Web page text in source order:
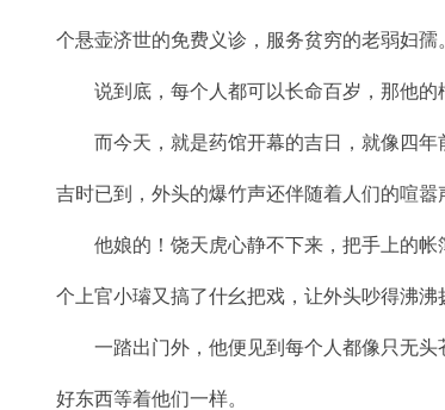
个悬壶济世的免费义诊，服务贫穷的老弱妇孺
说到底，每个人都可以长命百岁，那他的
而今天，就是药馆开幕的吉日，就像四年
吉时已到，外头的爆竹声还伴随着人们的喧嚣
他娘的！饶天虎心静不下来，把手上的帐
个上官小璿又搞了什幺把戏，让外头吵得沸沸
一踏出门外，他便见到每个人都像只无头
好东西等着他们一样。